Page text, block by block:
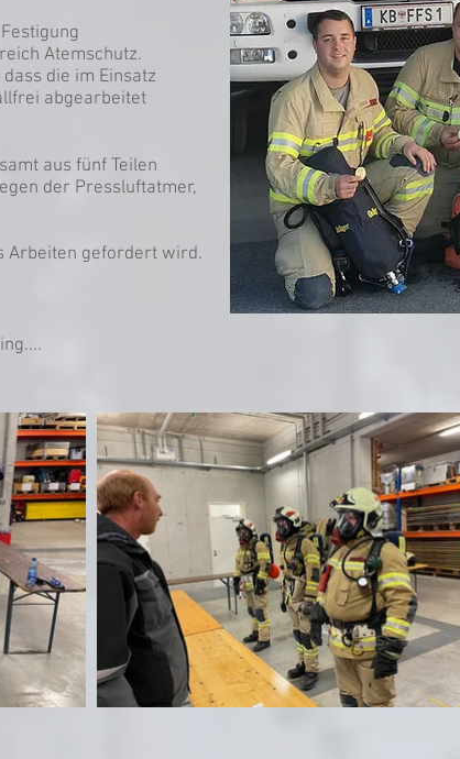
Atemschutz.
die im Einsatz
abgearbeitet
aus fünf Teilen
der Pressluftatmer,
Arbeiten gefordert wird.